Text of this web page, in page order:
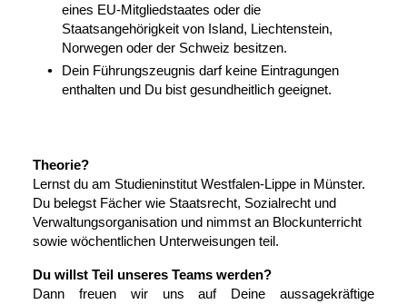
eines EU-Mitgliedstaates oder die
Staatsangehörigkeit von Island, Liechtenstein,
Norwegen oder der Schweiz besitzen.
Dein Führungszeugnis darf keine Eintragungen
enthalten und Du bist gesundheitlich geeignet.
Theorie?
Lernst du am Studieninstitut Westfalen-Lippe in Münster.
Du belegst Fächer wie Staatsrecht, Sozialrecht und
Verwaltungsorganisation und nimmst an Blockunterricht
sowie wöchentlichen Unterweisungen teil.
Du willst Teil unseres Teams werden?
Dann freuen wir uns auf Deine aussagekräftige